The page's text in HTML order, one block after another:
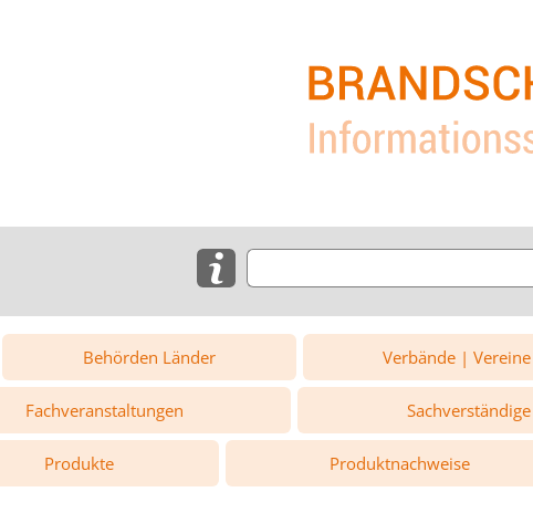
Behörden Länder Verbände | Vereine
Fachveranstaltungen Sachverständige
Produkte Produktnachweise